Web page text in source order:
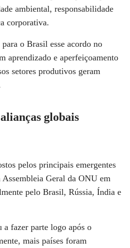
ambiental, responsabilidade
corporativa.
o Brasil esse acordo no
aprendizado e aperfeiçoamento
setores produtivos geram
globais
pelos principais emergentes
Geral da ONU em
pelo Brasil, Rússia, Índia e
fazer parte logo após o
mais países foram